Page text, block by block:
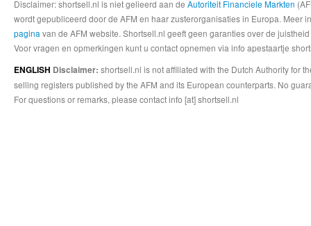
Disclaimer: shortsell.nl is niet gelieerd aan de Autoriteit Financiele Markten
wordt gepubliceerd door de AFM en haar zusterorganisaties in Europa.
pagina van de AFM website. Shortsell.nl geeft geen garanties over de
Voor vragen en opmerkingen kunt u contact opnemen via info apestaartje
ENGLISH Disclaimer: shortsell.nl is not affiliated with the Dutch Authority for
selling registers published by the AFM and its European counterparts. No
For questions or remarks, please contact info [at] shortsell.nl